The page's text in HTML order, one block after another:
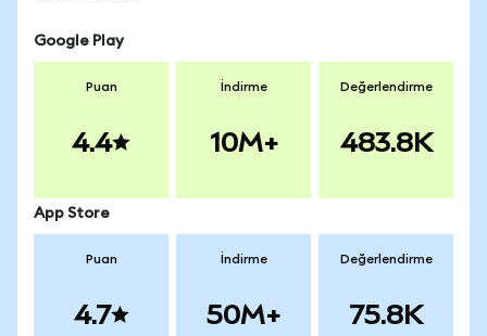
Google Play
Puan
4.4
İndirme
10M+
Değerlendirme
483.8K
App Store
Puan
4.7
İndirme
50M+
Değerlendirme
75.8K